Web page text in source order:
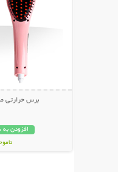
برس حرارتی
افزودن